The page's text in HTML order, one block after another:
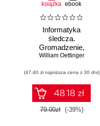
książka ebook
Informatyka
śledcza.
Gromadzenie,
analiza i
dowodów
elektronicznych dla
początkujących.
Wydanie II
William Oettinger
(47,40 zł najniższa cena z 30 dni)
48.18 zł
79.00zł (-39%)